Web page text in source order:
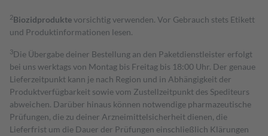
2Biozidproduktevorsichtig verwenden. Vor Gebrauch stets Etikett
und Produktinformationen lesen.
3Die Übergabe deiner Bestellung an den Paketdienstleister erfolgt
bei uns werktags von Montag bis Freitag bis 18:00 Uhr. Der genaue
Lieferzeitpunkt kann je nach Region und in Abhängigkeit der
Produktverfügbarkeit sowie vom Zustellzeitpunkt des Spediteurs
abweichen. Darüber hinaus können notwendige pharmazeutische
Prüfungen, die zu deiner Arzneimittelsicherheit dienen, die
Lieferfrist um die Dauer der Prüfungen einschließlich Klärungen